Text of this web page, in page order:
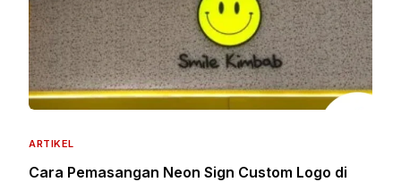
ARTIKEL
Cara Pemasangan Neon Sign Custom Logo di